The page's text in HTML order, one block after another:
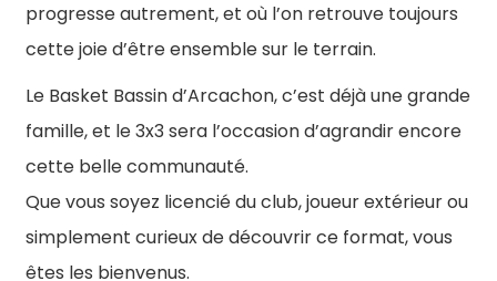
progresse autrement, et où l’on retrouve toujours
cette joie d’être ensemble sur le terrain.
Le Basket Bassin d’Arcachon, c’est déjà une grande
famille, et le 3x3 sera l’occasion d’agrandir encore
cette belle communauté.
Que vous soyez licencié du club, joueur extérieur ou
simplement curieux de découvrir ce format, vous
êtes les bienvenus.